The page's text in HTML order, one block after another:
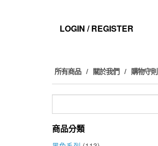
LOGIN / REGISTER
所有商品 關於我們 購物守則
鍵
商品分類